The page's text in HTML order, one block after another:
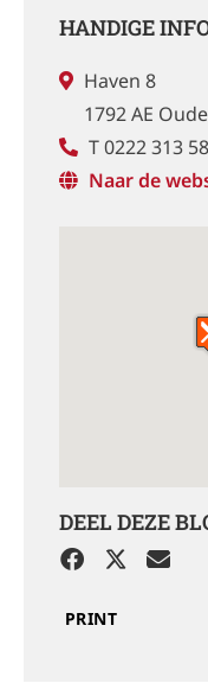
HANDIGE
Haven 8
1792 AE
T 0222 313
Naar de
DEEL DEZE
PRINT